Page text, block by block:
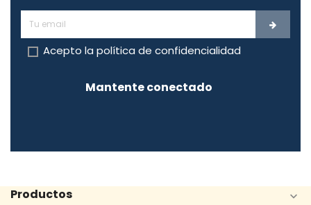
Acepto la política de confidencialidad
Mantente conectado
Productos 